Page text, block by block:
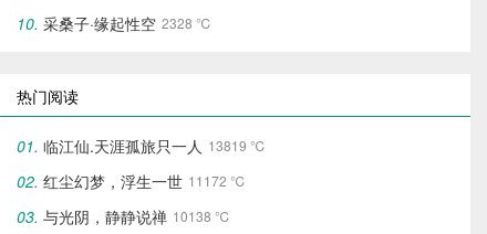
采桑子·缘起性空 2328 ℃
热门阅读
临江仙.天涯孤旅只一人 13819 ℃
红尘幻梦，浮生一世 11172 ℃
与光阴，静静说禅 10138 ℃